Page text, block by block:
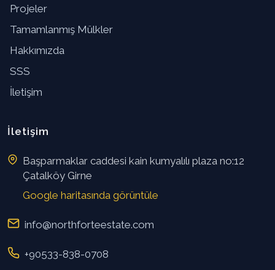
Projeler
Tamamlanmış Mülkler
Hakkımızda
SSS
İletişim
İletişim
Başparmaklar caddesi kain kumyalılı plaza no:12
Çatalköy Girne
Google haritasında görüntüle
info@northforteestate.com
+90533-838-0708